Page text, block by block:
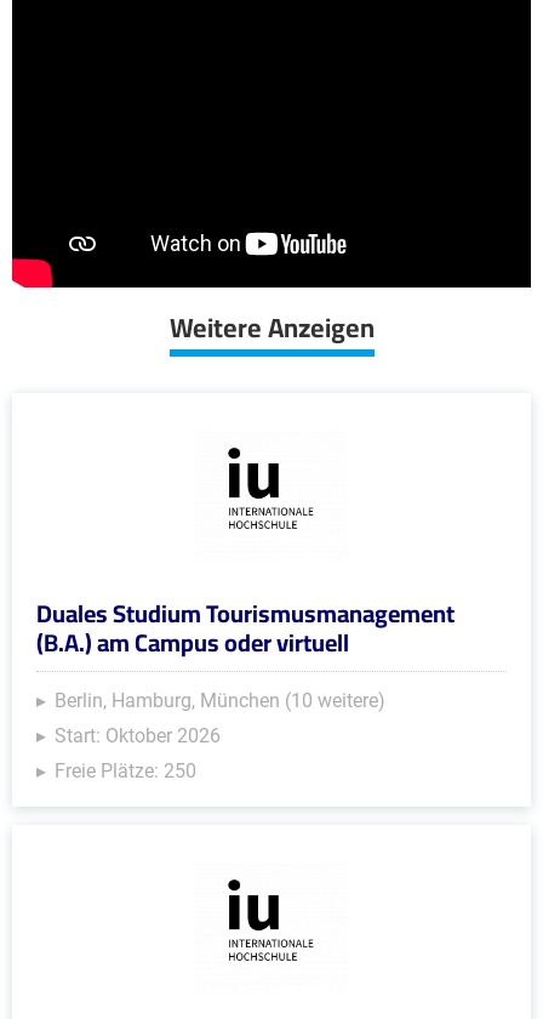
Weitere Anzeigen
Duales Studium Tourismusmanagement
(B.A.) am Campus oder virtuell
Berlin, Hamburg, München (10 weitere)
Start: Oktober 2026
Freie Plätze: 250